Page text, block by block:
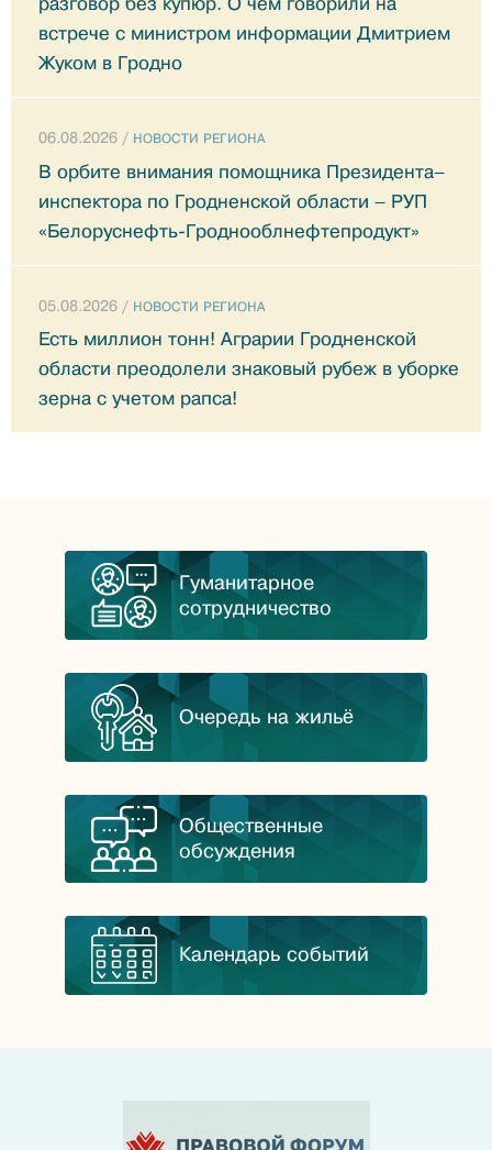
встрече с министром информации Дмитрием
Жуком в Гродно
06.08.2026 / НОВОСТИ РЕГИОНА
В орбите внимания помощника Президента–
инспектора по Гродненской области – РУП
«Белоруснефть-Гроднооблнефтепродукт»
05.08.2026 / НОВОСТИ РЕГИОНА
Есть миллион тонн! Аграрии Гродненской
области преодолели знаковый рубеж в уборке
зерна с учетом рапса!
Гуманитарное
сотрудничество
Очередь на жильё
Общественные
обсуждения
Календарь событий